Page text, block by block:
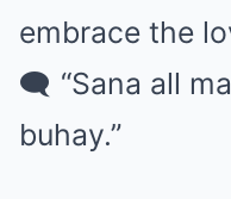
embrace the
🗨 “Sana all
buhay.”